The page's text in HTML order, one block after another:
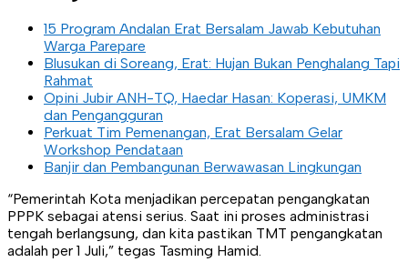
15 Program Andalan Erat Bersalam Jawab Kebutuhan
Warga Parepare
Blusukan di Soreang, Erat: Hujan Bukan Penghalang Tapi
Rahmat
Opini Jubir ANH-TQ, Haedar Hasan: Koperasi, UMKM
dan Pengangguran
Perkuat Tim Pemenangan, Erat Bersalam Gelar
Workshop Pendataan
Banjir dan Pembangunan Berwawasan Lingkungan
“Pemerintah Kota menjadikan percepatan pengangkatan
PPPK sebagai atensi serius. Saat ini proses administrasi
tengah berlangsung, dan kita pastikan TMT pengangkatan
adalah per 1 Juli,” tegas Tasming Hamid.